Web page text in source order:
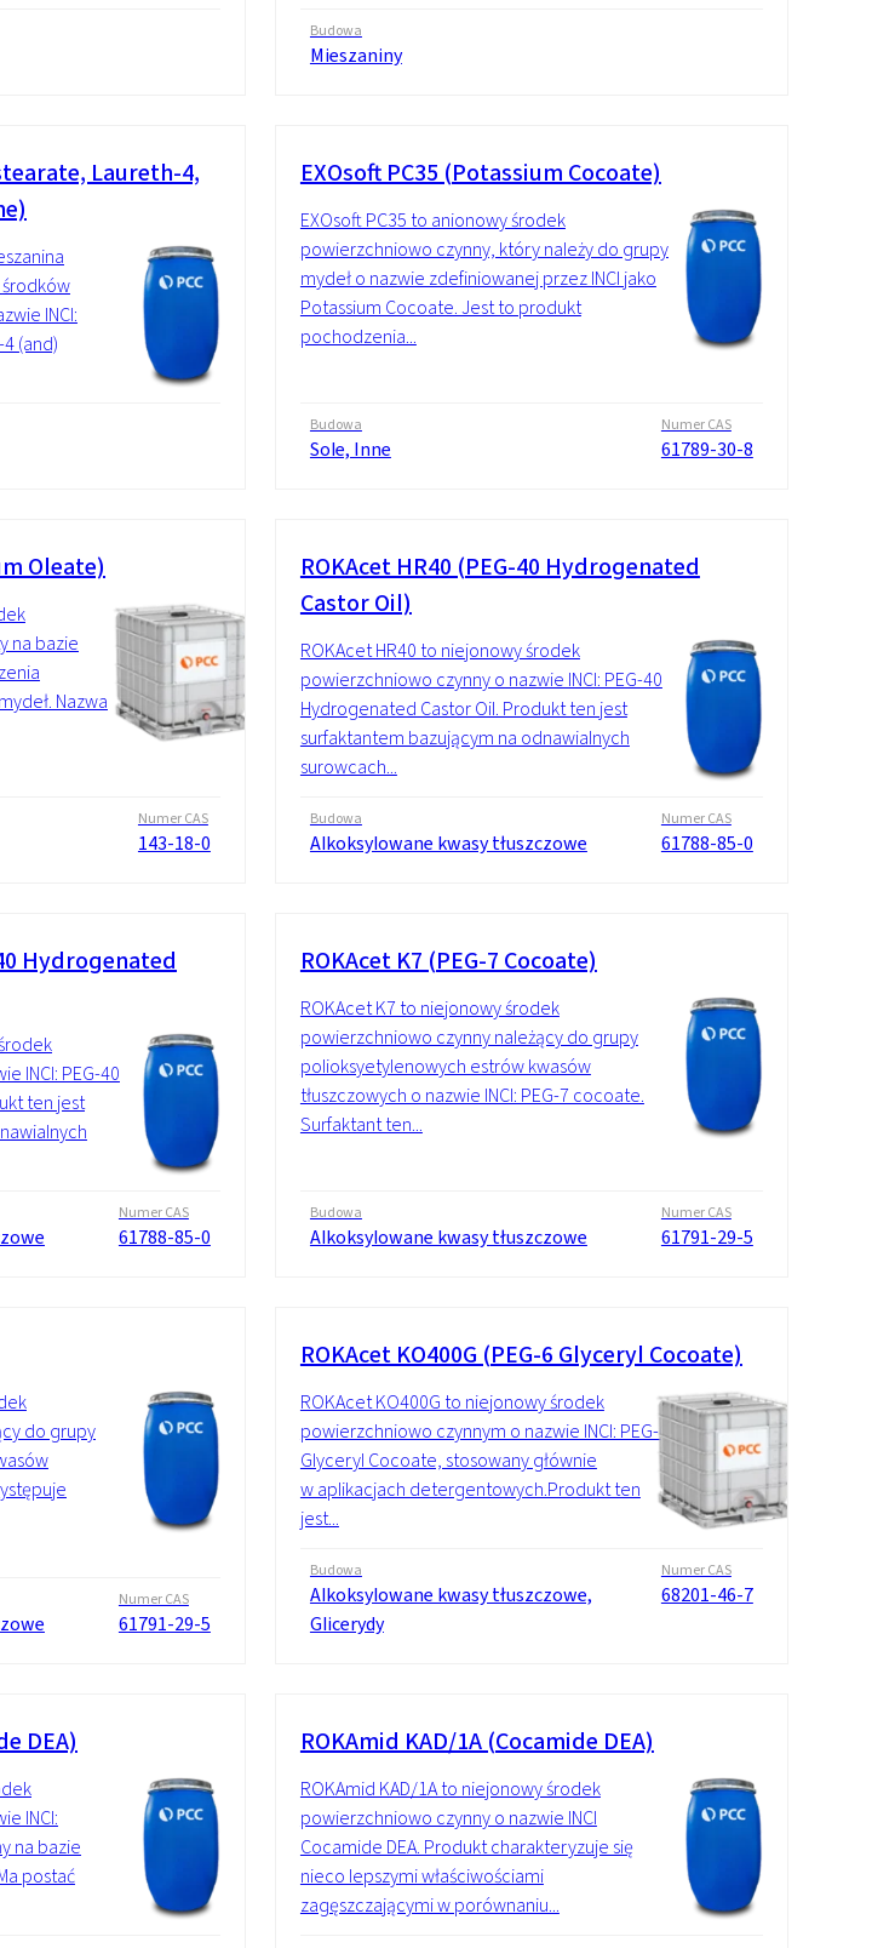
Budowa
Mieszaniny
Laureth-4,
INCI:
(and)
EXOsoft PC35 (Potassium Cocoate)
EXOsoft PC35 to anionowy środek
powierzchniowo czynny, który należy do grupy
mydeł o nazwie zdefiniowanej przez INCI jako
Potassium Cocoate. Jest to produkt
pochodzenia...
Budowa
Sole, Inne
Numer CAS
61789-30-8
Oleate)
na bazie
Nazwa
Numer CAS
143-18-0
ROKAcet HR40 (PEG-40 Hydrogenated
Castor Oil)
ROKAcet HR40 to niejonowy środek
powierzchniowo czynny o nazwie INCI: PEG-40
Hydrogenated Castor Oil. Produkt ten jest
surfaktantem bazującym na odnawialnych
surowcach...
Budowa
Alkoksylowane kwasy tłuszczowe
Numer CAS
61788-85-0
Hydrogenated
INCI: PEG-40
ten jest
Numer CAS
61788-85-0
ROKAcet K7 (PEG-7 Cocoate)
ROKAcet K7 to niejonowy środek
powierzchniowo czynny należący do grupy
polioksyetylenowych estrów kwasów
tłuszczowych o nazwie INCI: PEG-7 cocoate.
Surfaktant ten...
Budowa
Alkoksylowane kwasy tłuszczowe
Numer CAS
61791-29-5
do grupy
Numer CAS
61791-29-5
ROKAcet KO400G (PEG-6 Glyceryl Cocoate)
ROKAcet KO400G to niejonowy środek
powierzchniowo czynnym o nazwie INCI: PEG-6
Glyceryl Cocoate, stosowany głównie
w aplikacjach detergentowych.Produkt ten
jest...
Budowa
Alkoksylowane kwasy tłuszczowe,
Glicerydy
Numer CAS
68201-46-7
DEA)
INCI:
na bazie
postać
ROKAmid KAD/1A (Cocamide DEA)
ROKAmid KAD/1A to niejonowy środek
powierzchniowo czynny o nazwie INCI
Cocamide DEA. Produkt charakteryzuje się
nieco lepszymi właściwościami
zagęszczającymi w porównaniu...